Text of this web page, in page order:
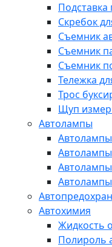
Скребок
Съемник
Съемник
Съемник
Тележка
Трос
Щуп
Автолампы
Автохимия
Жидкость
Полироль